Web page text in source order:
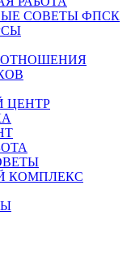
СОВЕТЫ ФПСК
ОТНОШЕНИЯ
ЦЕНТР
КОМПЛЕКС